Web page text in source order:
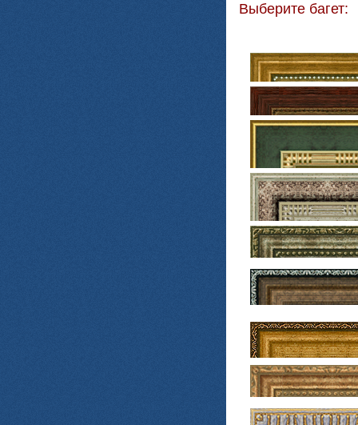
Выберите багет: